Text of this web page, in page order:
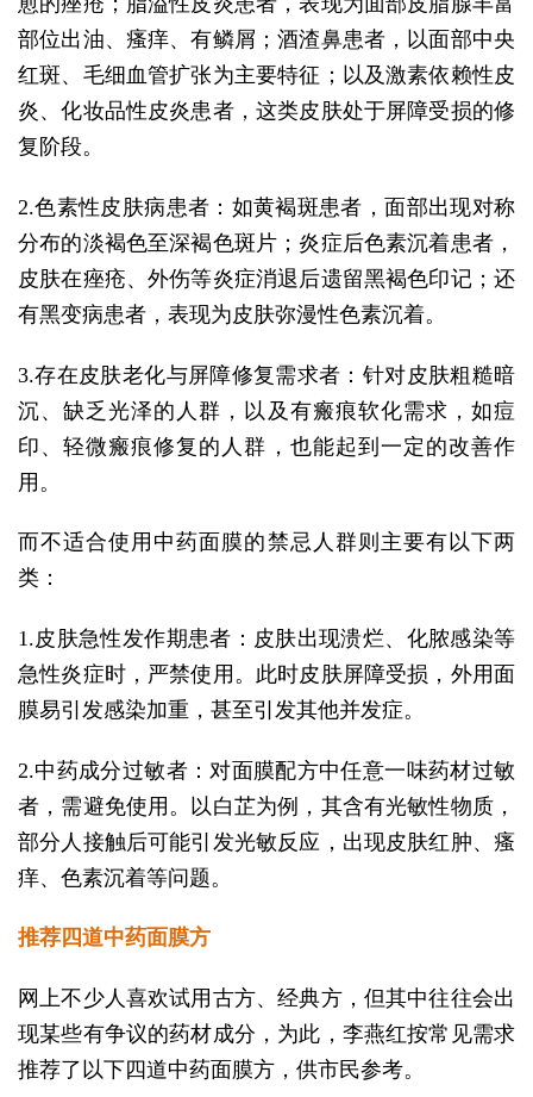
部位出油、瘙痒、有鳞屑；酒渣鼻患者，以面部中央
红斑、毛细血管扩张为主要特征；以及激素依赖性皮
炎、化妆品性皮炎患者，这类皮肤处于屏障受损的修
复阶段。
2.色素性皮肤病患者：如黄褐斑患者，面部出现对称
分布的淡褐色至深褐色斑片；炎症后色素沉着患者，
皮肤在痤疮、外伤等炎症消退后遗留黑褐色印记；还
有黑变病患者，表现为皮肤弥漫性色素沉着。
3.存在皮肤老化与屏障修复需求者：针对皮肤粗糙暗
沉、缺乏光泽的人群，以及有瘢痕软化需求，如痘
印、轻微瘢痕修复的人群，也能起到一定的改善作
用。
而不适合使用中药面膜的禁忌人群则主要有以下两
类：
1.皮肤急性发作期患者：皮肤出现溃烂、化脓感染等
急性炎症时，严禁使用。此时皮肤屏障受损，外用面
膜易引发感染加重，甚至引发其他并发症。
2.中药成分过敏者：对面膜配方中任意一味药材过敏
者，需避免使用。以白芷为例，其含有光敏性物质，
部分人接触后可能引发光敏反应，出现皮肤红肿、瘙
痒、色素沉着等问题。
推荐四道中药面膜方
网上不少人喜欢试用古方、经典方，但其中往往会出
现某些有争议的药材成分，为此，李燕红按常见需求
推荐了以下四道中药面膜方，供市民参考。